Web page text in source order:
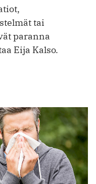
tai
paranna
Eija Kalso.